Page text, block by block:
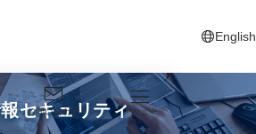
English
新しいタ
お問い合わせ メニュー
セキュリティ